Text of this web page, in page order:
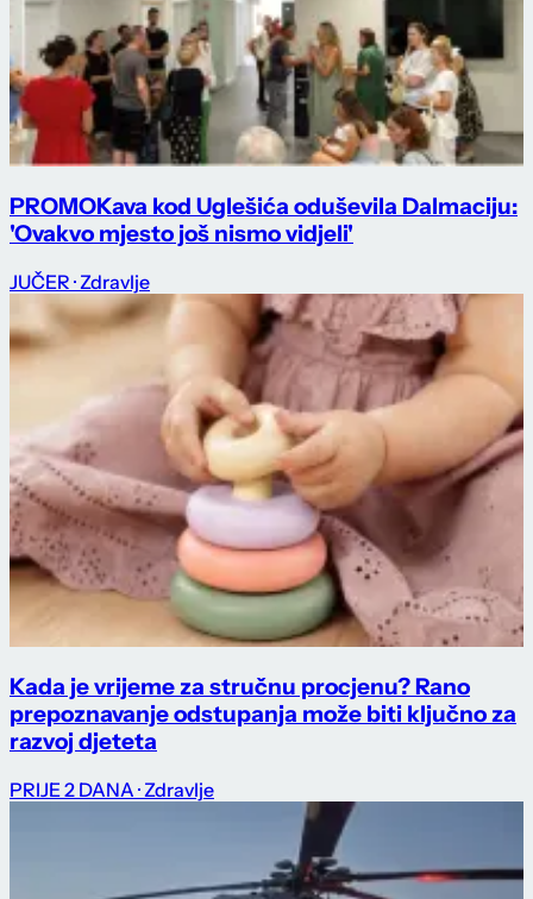
PROMOKava kod Uglešića oduševila Dalmaciju:
'Ovakvo mjesto još nismo vidjeli'
JUČER · Zdravlje
Kada je vrijeme za stručnu procjenu? Rano
prepoznavanje odstupanja može biti ključno za
razvoj djeteta
PRIJE 2 DANA · Zdravlje